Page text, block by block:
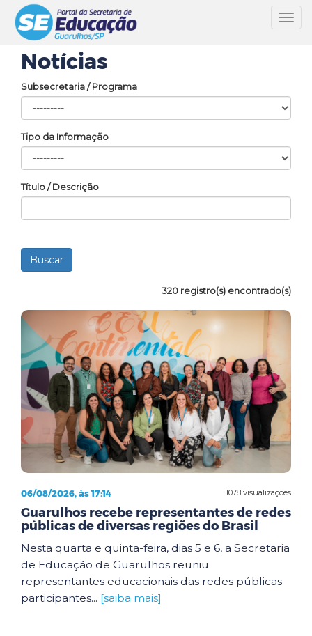
Notícias
Subsecretaria / Programa
Tipo da Informação
Título / Descrição
320 registro(s) encontrado(s)
1078 visualizações
06/08/2026, às 17:14
Guarulhos recebe representantes de redes
públicas de diversas regiões do Brasil
Nesta quarta e quinta-feira, dias 5 e 6, a Secretaria
de Educação de Guarulhos reuniu
representantes educacionais das redes públicas
participantes... [saiba mais]